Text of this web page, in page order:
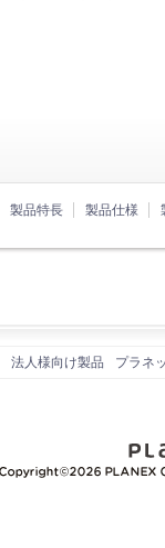
製品特長 製品仕様
法人様向け製品 プラネ